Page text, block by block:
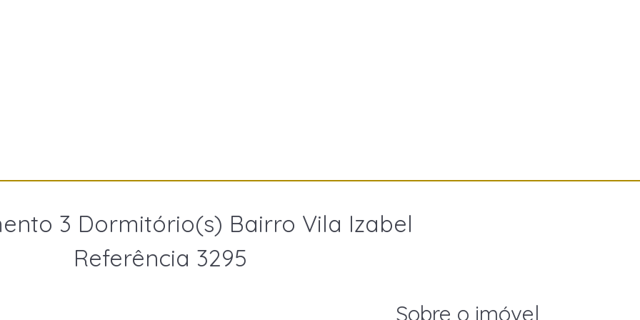
3 Dormitório(s) Bairro Vila Izabel
Referência 3295
Sobre o imóvel